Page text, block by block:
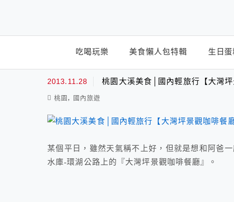
吃喝玩樂 美食懶人包特輯 生日蛋
雙人活魚
2013.11.28 桃園大溪美食│國內輕旅行【大灣
桃園 , 國內旅遊
某個平日，雖然天氣稱不上好，但就是想和阿爸
水庫-環湖公路上的『大灣坪景觀咖啡餐廳』。